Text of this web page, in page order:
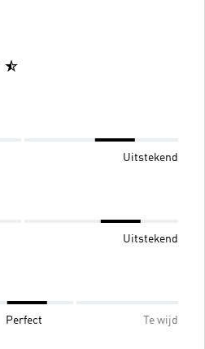
Uitstekend
Uitstekend
Perfect Te wijd